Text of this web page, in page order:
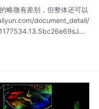
微有差别，但整体还可以
document_detail/
钱第二项是设备连接时